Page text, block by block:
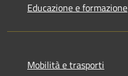
Educazione e formazione
Mobilità e trasporti